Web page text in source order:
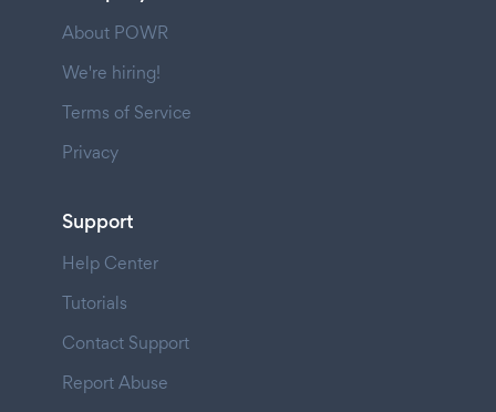
About POWR
We're hiring!
Terms of Service
Privacy
Support
Help Center
Tutorials
Contact Support
Report Abuse